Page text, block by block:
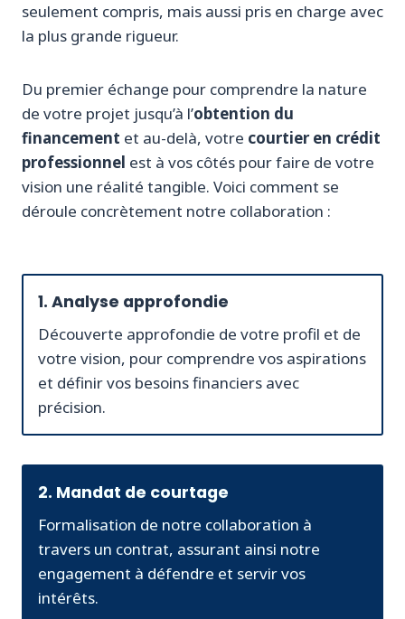
seulement compris, mais aussi pris en charge avec
la plus grande rigueur.
Du premier échange pour comprendre la nature
de votre projet jusqu’à l’obtention du
financement et au-delà, votre courtier en crédit
professionnel est à vos côtés pour faire de votre
vision une réalité tangible. Voici comment se
déroule concrètement notre collaboration :
1. Analyse approfondie
Découverte approfondie de votre profil et de
votre vision, pour comprendre vos aspirations
et définir vos besoins financiers avec
précision.
2. Mandat de courtage
Formalisation de notre collaboration à
travers un contrat, assurant ainsi notre
engagement à défendre et servir vos
intérêts.